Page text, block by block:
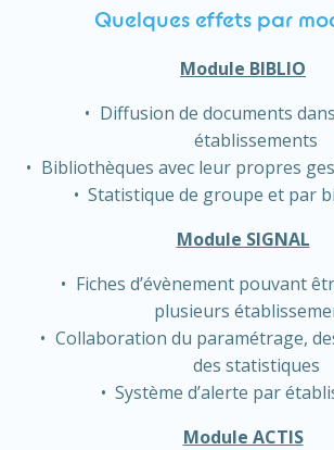
Quelques effets par
Module BIBLIO
Diffusion de documents
établissements
Bibliothèques avec leur propres
Statistique de groupe et par
Module SIGNAL
Fiches d’évènement pouvant
plusieurs
Collaboration du paramétrage,
des statistiques
Système d’alerte par
Module ACTIS